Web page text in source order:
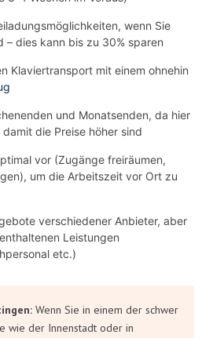
wenn Sie
– dies kann bis zu 30% sparen
Klaviertransport mit einem ohnehin
und Monatsenden, da hier
die Preise höher sind
vor (Zugänge freiräumen,
um die Arbeitszeit vor Ort zu
verschiedener Anbieter, aber
Leistungen
etc.)
Wenn Sie in einem der schwer
wie der Innenstadt oder in